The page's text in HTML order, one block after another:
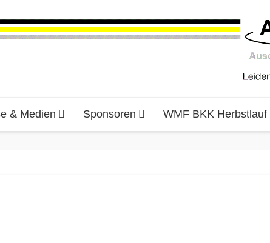
& Medien Sponsoren WMF BKK Herbstlauf